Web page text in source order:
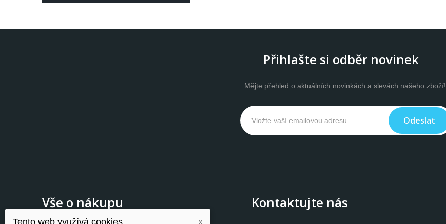
Přihlašte si odběr novinek
Mějte přehled o aktuálních novinkách a slevách našeho zboží!
Odeslat
Vše o nákupu Kontaktujte nás
Tento web využívá cookies x